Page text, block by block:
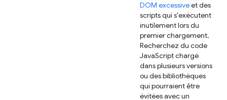
DOM excessiveet des
scripts qui s'exécutent
inutilement lors du
premier chargement.
Recherchez du code
JavaScript chargé
dans plusieurs versions
ou des bibliothèques
qui pourraient être
évitées avec un